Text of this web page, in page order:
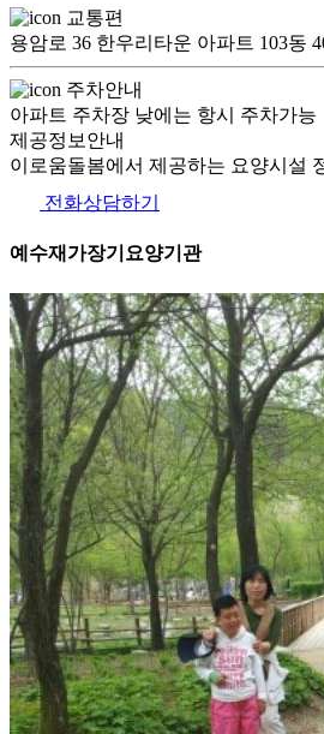
교통편
용암로 36 한우리타운 아파트 103동
주차안내
아파트 주차장 낮에는 항시 주차가능
제공정보안내
이로움돌봄에서 제공하는 요양시설
전화상담하기
예수재가장기요양기관